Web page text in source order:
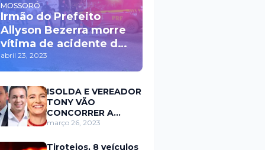
MOSSORÓ
Irmão do Prefeito
Allyson Bezerra morre
vítima de acidente de
trânsito durante a
madrugada na BR 110
em Mossoró
abril 23, 2023
ISOLDA E VEREADOR
TONY VÃO
CONCORRER A
PREFEITURA DE
março 26, 2023
Tiroteios, 8 veículos